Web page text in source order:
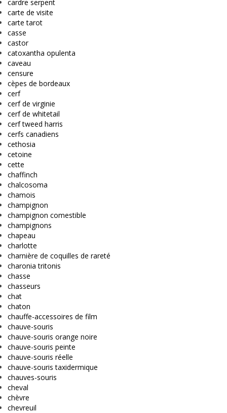
cardre serpent
carte de visite
carte tarot
casse
castor
catoxantha opulenta
caveau
censure
cèpes de bordeaux
cerf
cerf de virginie
cerf de whitetail
cerf tweed harris
cerfs canadiens
cethosia
cetoine
cette
chaffinch
chalcosoma
chamois
champignon
champignon comestible
champignons
chapeau
charlotte
charnière de coquilles de rareté
charonia tritonis
chasse
chasseurs
chat
chaton
chauffe-accessoires de film
chauve-souris
chauve-souris orange noire
chauve-souris peinte
chauve-souris réelle
chauve-souris taxidermique
chauves-souris
cheval
chèvre
chevreuil